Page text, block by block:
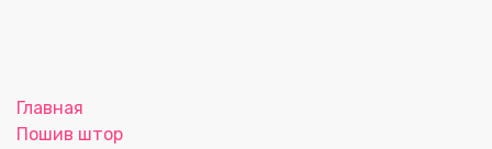
Главная
Пошив штор